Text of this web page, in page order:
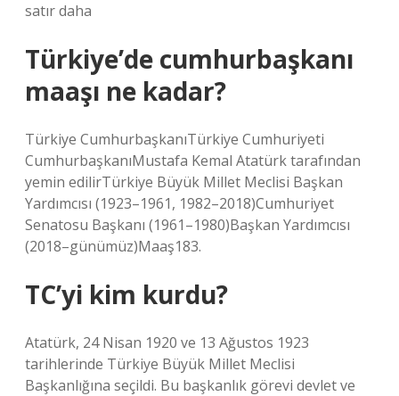
satır daha
Türkiye’de cumhurbaşkanı
maaşı ne kadar?
Türkiye CumhurbaşkanıTürkiye Cumhuriyeti
CumhurbaşkanıMustafa Kemal Atatürk tarafından
yemin edilirTürkiye Büyük Millet Meclisi Başkan
Yardımcısı (1923–1961, 1982–2018)Cumhuriyet
Senatosu Başkanı (1961–1980)Başkan Yardımcısı
(2018–günümüz)Maaş183.
TC’yi kim kurdu?
Atatürk, 24 Nisan 1920 ve 13 Ağustos 1923
tarihlerinde Türkiye Büyük Millet Meclisi
Başkanlığına seçildi. Bu başkanlık görevi devlet ve